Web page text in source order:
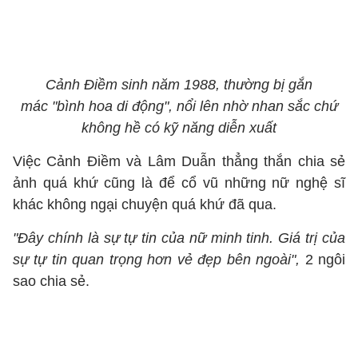
Cảnh Điềm sinh năm 1988, thường bị gắn
mác "bình hoa di động", nổi lên nhờ nhan sắc chứ
không hề có kỹ năng diễn xuất
Việc Cảnh Điềm và Lâm Duẫn thẳng thắn chia sẻ
ảnh quá khứ cũng là để cổ vũ những nữ nghệ sĩ
khác không ngại chuyện quá khứ đã qua.
"Đây chính là sự tự tin của nữ minh tinh. Giá trị của
sự tự tin quan trọng hơn vẻ đẹp bên ngoài", 2 ngôi
sao chia sẻ.